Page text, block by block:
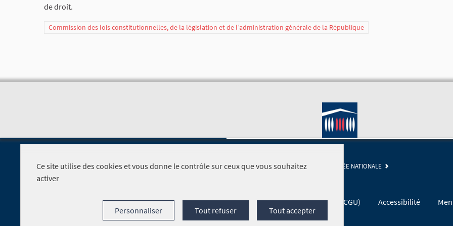
de droit.
Commission des lois constitutionnelles, de la législation et de l’administration générale de la République
SITE DE L'ASSEMBLÉE NATIONALE
Foire aux questions Conditions générales d'utilisation (CGU) Accessibilité
Ce site utilise des cookies et vous donne le contrôle sur ceux que vous souhaitez
activer
Tout accepter
Tout refuser
Personnaliser